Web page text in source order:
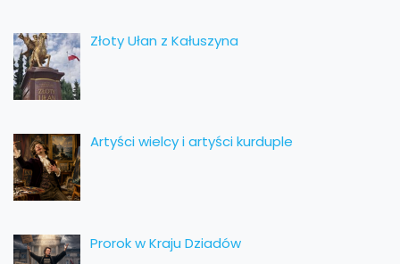
Złoty Ułan z Kałuszyna
Artyści wielcy i artyści kurduple
Prorok w Kraju Dziadów